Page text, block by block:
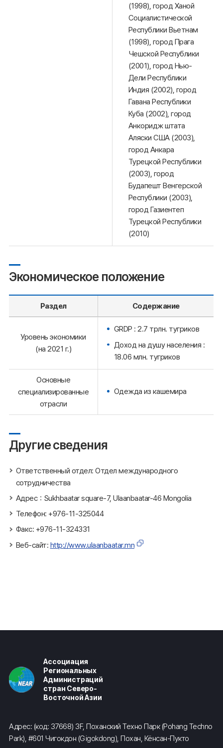
(1998), город Ханой
Социалистической
Республики Вьетнам
(1998), город Прага
Чешской Республики
(2001), город Нью-
Дели Республики
Индия (2002), город
Гавана Республики
Куба (2002), город
Анкоридж штата
Аляски США (2003),
город Анкара
Турецкой Республики
(2003), город
Будапешт Венгерской
Республики (2003),
город Газиентеп
Турецкой Республики
(2010)
Экономическое положение
Раздел Содержание
Уровень экономики
(на 2021 г.)
GRDP : 2.7 трлн. тугриков
Доход на душу населения :
18.06 млн. тугриков
Основные
специализированные
отрасли
Одежда из кашемира
Другие сведения
Ответственный отдел: Отдел международного
сотрудничества
Адрес：Sukhbaatar square-7, Ulaanbaatar-46 Mongolia
Телефон: +976-11-325044
Факс: +976-11-324331
Веб-сайт: http://www.ulaanbaatar.mn
Ассоциация
Региональных
Администраций
стран Северо-
Восточной Азии
Адрес: (код: 37668) 3F, Поханский Техно Парк (Pohang Techno
Park), #601 Чигокдон (Gigokdong), Похан, Кёнсан-Пукто